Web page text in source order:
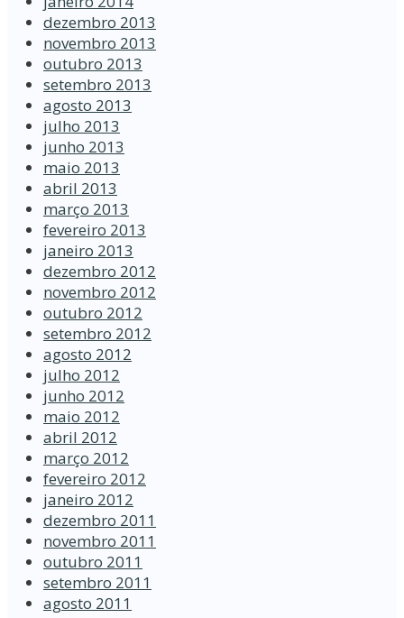
dezembro 2013
novembro 2013
outubro 2013
setembro 2013
agosto 2013
julho 2013
junho 2013
maio 2013
abril 2013
março 2013
fevereiro 2013
janeiro 2013
dezembro 2012
novembro 2012
outubro 2012
setembro 2012
agosto 2012
julho 2012
junho 2012
maio 2012
abril 2012
março 2012
fevereiro 2012
janeiro 2012
dezembro 2011
novembro 2011
outubro 2011
setembro 2011
agosto 2011